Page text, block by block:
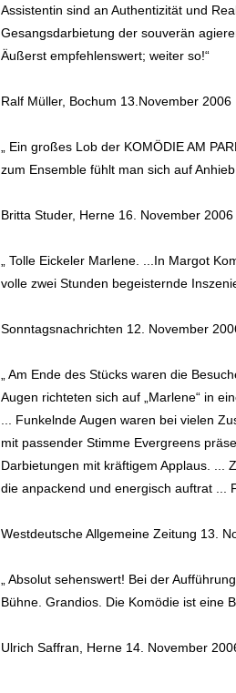
Assistentin sind an Authentizität und
Gesangsdarbietung der souverän
Äußerst empfehlenswert; weiter so!“
Ralf Müller, Bochum 13.November 2006
„ Ein großes Lob der KOMÖDIE AM
zum Ensemble fühlt man sich auf
Britta Studer, Herne 16. November 2006
„ Tolle Eickeler Marlene. ...In Margot
volle zwei Stunden begeisternde
Sonntagsnachrichten 12. November
„ Am Ende des Stücks waren die
Augen richteten sich auf „Marlene“ in
... Funkelnde Augen waren bei vielen
mit passender Stimme Evergreens
Darbietungen mit kräftigem Applaus. ...
die anpackend und energisch auftrat ...
Westdeutsche Allgemeine Zeitung 13.
„ Absolut sehenswert! Bei der
Bühne. Grandios. Die Komödie ist eine
Ulrich Saffran, Herne 14. November